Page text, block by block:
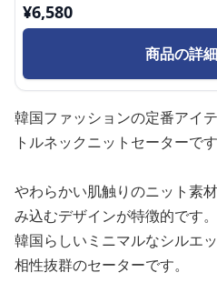
¥6,580
商品の詳
韓国ファッションの定番アイ
トルネックニットセーターです
やわらかい肌触りのニット素
み込むデザインが特徴的です。
韓国らしいミニマルなシルエ
相性抜群のセーターです。